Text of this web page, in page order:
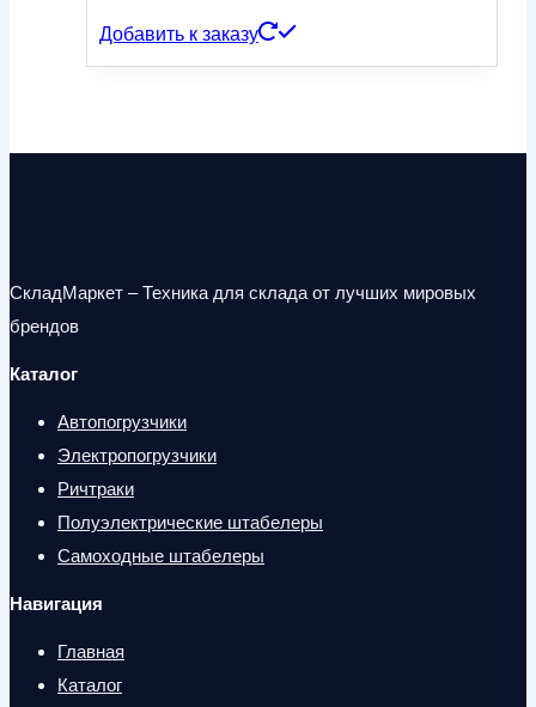
Добавить к заказу
СкладМаркет – Техника для склада от лучших мировых
брендов
Каталог
Автопогрузчики
Электропогрузчики
Ричтраки
Полуэлектрические штабелеры
Самоходные штабелеры
Навигация
Главная
Каталог